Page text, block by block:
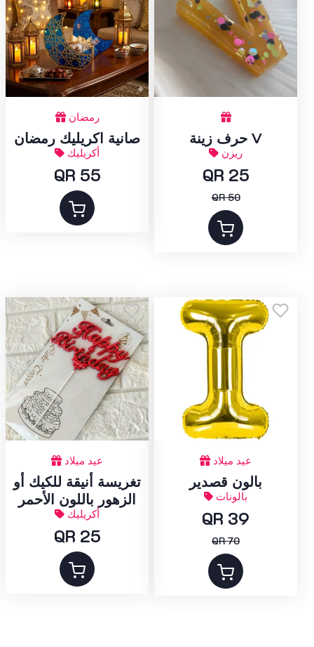
رمضان
صانية اكريليك رمضان
أكريليك
QR 55
حرف زينة V
ريزن
QR 25
QR 50
عيد ميلاد
تغريسة أنيقة للكيك أو
الزهور باللون الأحمر
أكريليك
QR 25
عيد ميلاد
بالون قصدير
بالونات
QR 39
QR 70